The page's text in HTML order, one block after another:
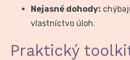
Nejasné dohody:
vlastníctvo úloh.
Praktický